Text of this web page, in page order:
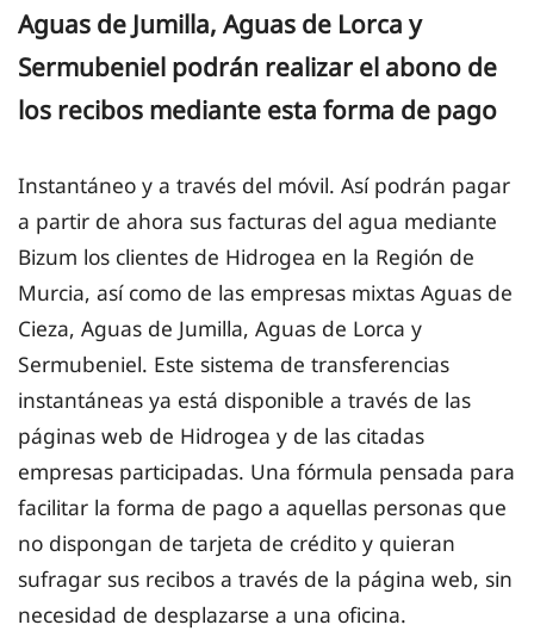
Aguas de Jumilla, Aguas de Lorca y
Sermubeniel podrán realizar el abono de
los recibos mediante esta forma de pago
Instantáneo y a través del móvil. Así podrán pagar
a partir de ahora sus facturas del agua mediante
Bizum los clientes de Hidrogea en la Región de
Murcia, así como de las empresas mixtas Aguas de
Cieza, Aguas de Jumilla, Aguas de Lorca y
Sermubeniel. Este sistema de transferencias
instantáneas ya está disponible a través de las
páginas web de Hidrogea y de las citadas
empresas participadas. Una fórmula pensada para
facilitar la forma de pago a aquellas personas que
no dispongan de tarjeta de crédito y quieran
sufragar sus recibos a través de la página web, sin
necesidad de desplazarse a una oficina.